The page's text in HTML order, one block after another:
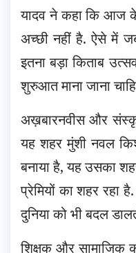
यादव ने कहा कि आज
अच्छी नहीं है. ऐसे में
इतना बड़ा किताब
शुरुआत माना जाना
अख़बारनवीस और
यह शहर मुंशी नवल
बनाया है, यह उसका
प्रेमियों का शहर रहा
दुनिया को भी बदल
शिक्षक और सामाजिक